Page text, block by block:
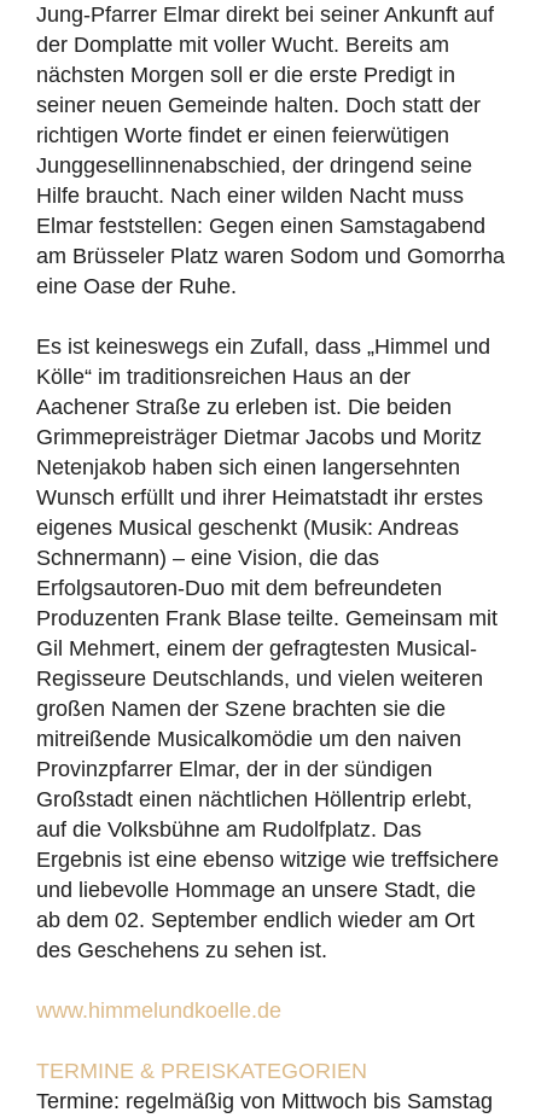
Jung-Pfarrer Elmar direkt bei seiner Ankunft auf
der Domplatte mit voller Wucht. Bereits am
nächsten Morgen soll er die erste Predigt in
seiner neuen Gemeinde halten. Doch statt der
richtigen Worte findet er einen feierwütigen
Junggesellinnenabschied, der dringend seine
Hilfe braucht. Nach einer wilden Nacht muss
Elmar feststellen: Gegen einen Samstagabend
am Brüsseler Platz waren Sodom und Gomorrha
eine Oase der Ruhe.
Es ist keineswegs ein Zufall, dass „Himmel und
Kölle“ im traditionsreichen Haus an der
Aachener Straße zu erleben ist. Die beiden
Grimmepreisträger Dietmar Jacobs und Moritz
Netenjakob haben sich einen langersehnten
Wunsch erfüllt und ihrer Heimatstadt ihr erstes
eigenes Musical geschenkt (Musik: Andreas
Schnermann) – eine Vision, die das
Erfolgsautoren-Duo mit dem befreundeten
Produzenten Frank Blase teilte. Gemeinsam mit
Gil Mehmert, einem der gefragtesten Musical-
Regisseure Deutschlands, und vielen weiteren
großen Namen der Szene brachten sie die
mitreißende Musicalkomödie um den naiven
Provinzpfarrer Elmar, der in der sündigen
Großstadt einen nächtlichen Höllentrip erlebt,
auf die Volksbühne am Rudolfplatz. Das
Ergebnis ist eine ebenso witzige wie treffsichere
und liebevolle Hommage an unsere Stadt, die
ab dem 02. September endlich wieder am Ort
des Geschehens zu sehen ist.
www.himmelundkoelle.de
TERMINE & PREISKATEGORIEN
Termine: regelmäßig von Mittwoch bis Samstag